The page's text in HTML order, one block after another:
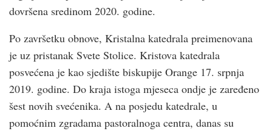
dovršena sredinom 2020. godine.
Po završetku obnove, Kristalna katedrala preimenovana
je uz pristanak Svete Stolice. Kristova katedrala
posvećena je kao sjedište biskupije Orange 17. srpnja
2019. godine. Do kraja istoga mjeseca ondje je zaređeno
šest novih svećenika. A na posjedu katedrale, u
pomoćnim zgradama pastoralnoga centra, danas su